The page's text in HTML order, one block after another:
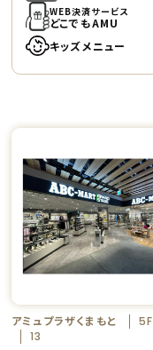
WEB決済サービス
どこでもAMU
キッズメニュー
アミュプラザくまもと
5F
13